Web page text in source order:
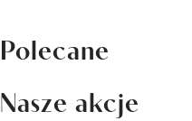
Polecane
Nasze akcje